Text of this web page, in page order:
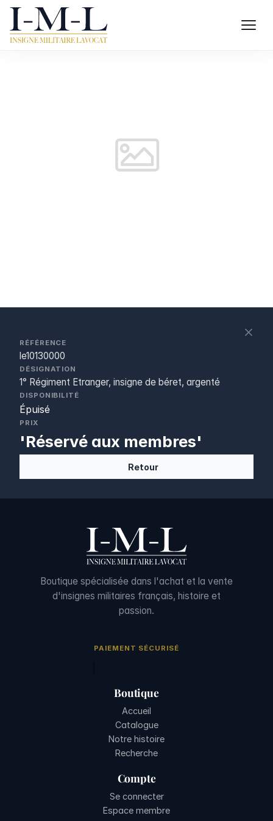
RÉFÉRENCE
le10130000
DÉSIGNATION
1° Régiment Etranger, insigne de béret, argenté
DISPONIBILITÉ
Épuisé
PRIX
'Réservé aux membres'
Retour
Boutique spécialisée dans l'achat et la vente
d'insignes militaires français, histoire et
passion.
PAIEMENT SÉCURISÉ
Boutique
Accueil
Catalogue
Notre histoire
Recherche
Compte
Se connecter
Espace membre